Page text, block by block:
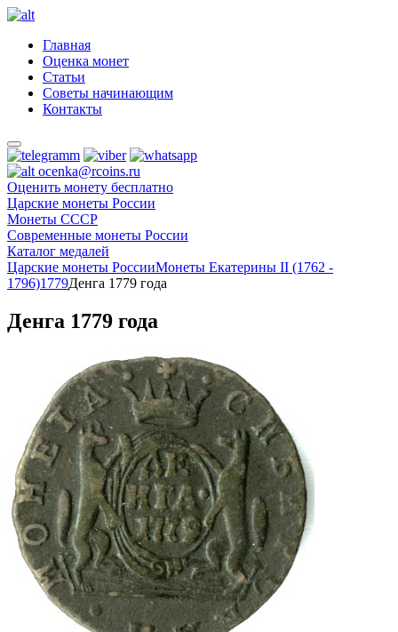
Главная
Оценка монет
Статьи
Советы начинающим
Контакты
ocenka@rcoins.ru
Оценить монету бесплатно
Царские монеты России
Монеты СССР
Современные монеты России
Каталог медалей
Царские монеты РоссииМонеты Екатерины II (1762 -
1796)1779Денга 1779 года
Денга 1779 года